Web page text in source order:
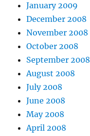
January 2009
December 2008
November 2008
October 2008
September 2008
August 2008
July 2008
June 2008
May 2008
April 2008